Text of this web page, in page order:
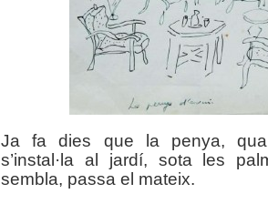
Ja fa dies que la penya,
s’instal·la al jardí, sota les
sembla, passa el mateix.